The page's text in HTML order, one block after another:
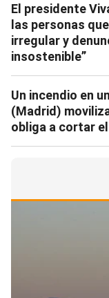
El presidente
las personas
irregular y
insostenible”
Un incendio en
(Madrid)
obliga a cortar